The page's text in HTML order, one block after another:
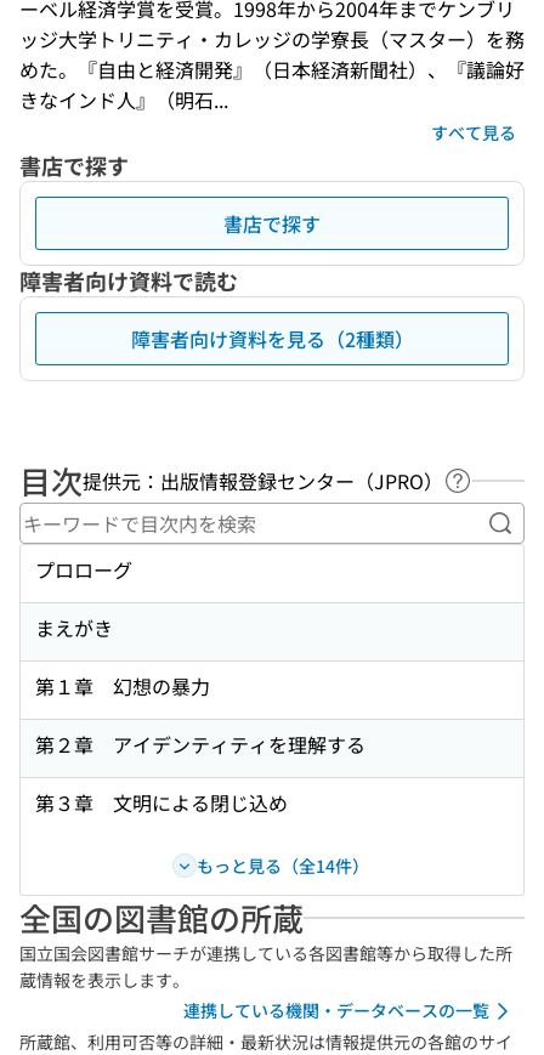
ーベル経済学賞を受賞。1998年から2004年までケンブリ
ッジ大学トリニティ・カレッジの学寮長（マスター）を務
めた。『自由と経済開発』（日本経済新聞社）、『議論好
きなインド人』（明石...
すべて見る
書店で探す
書店で探す
障害者向け資料で読む
障害者向け資料を見る（2種類）
目次提供元：出版情報登録センター（JPRO）
ヘルプペ
キ
プロローグ
まえがき
第１章 幻想の暴力
第２章 アイデンティティを理解する
第３章 文明による閉じ込め
もっと見る（全14件）
全国の図書館の所蔵
国立国会図書館サーチが連携している各図書館等から取得した所
蔵情報を表示します。
連携している機関・データベースの一覧
所蔵館、利用可否等の詳細・最新状況は情報提供元の各館のサイ